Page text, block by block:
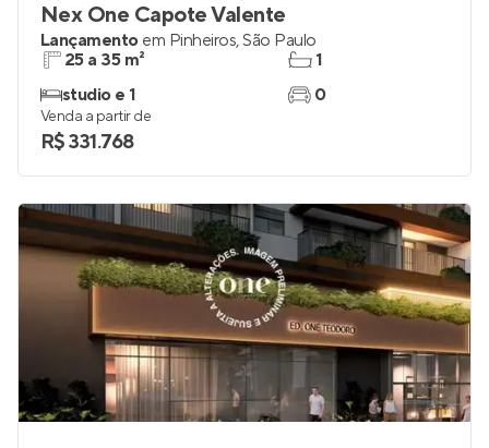
Nex One Capote Valente
Lançamento em Pinheiros,São Paulo
25 a 35 m²
studio e 1
1
0
Venda a partir de
R$ 331.768